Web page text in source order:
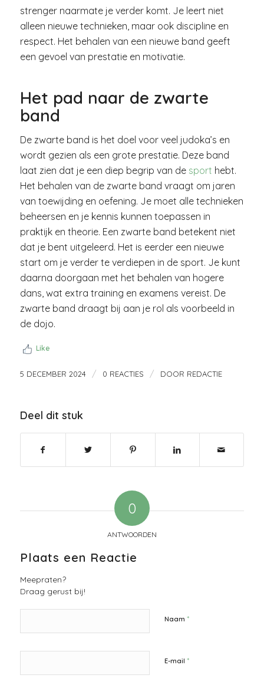
strenger naarmate je verder komt. Je leert niet
alleen nieuwe technieken, maar ook discipline en
respect. Het behalen van een nieuwe band geeft
een gevoel van prestatie en motivatie.
Het pad naar de zwarte
band
De zwarte band is het doel voor veel judoka’s en
wordt gezien als een grote prestatie. Deze band
laat zien dat je een diep begrip van de sport hebt.
Het behalen van de zwarte band vraagt om jaren
van toewijding en oefening. Je moet alle technieken
beheersen en je kennis kunnen toepassen in
praktijk en theorie. Een zwarte band betekent niet
dat je bent uitgeleerd. Het is eerder een nieuwe
start om je verder te verdiepen in de sport. Je kunt
daarna doorgaan met het behalen van hogere
dans, wat extra training en examens vereist. De
zwarte band draagt bij aan je rol als voorbeeld in
de dojo.
Like
5 DECEMBER 2024 / 0 REACTIES / DOOR REDACTIE
Deel dit stuk
0
ANTWOORDEN
Plaats een Reactie
Meepraten?
Draag gerust bij!
Naam *
E-mail *